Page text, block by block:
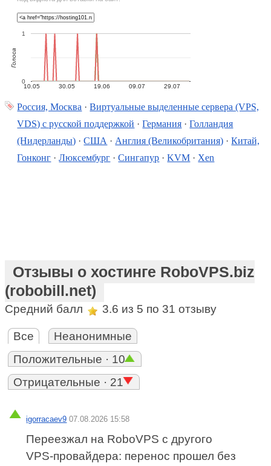
10.05 30.05 19.06 09.07 29.07
0
1
Голоса
Россия, Москва ·Виртуальные выделенные сервера (VPS,
VDS) с русской поддержкой ·Германия ·Голландия
(Нидерланды) ·США · Англия (Великобритания) ·Китай,
Гонконг ·Люксембург ·Сингапур ·KVM · Xen
Отзывы о хостинге RoboVPS.biz
(robobill.net)
Средний балл 3.6 из 5 по 31 отзыву
Все
Неанонимные
Положительные · 10
Отрицательные · 21
igorracaev9 07.08.2026 15:58
Переезжал на RoboVPS с другого
VPS‑провайдера: перенос прошел без